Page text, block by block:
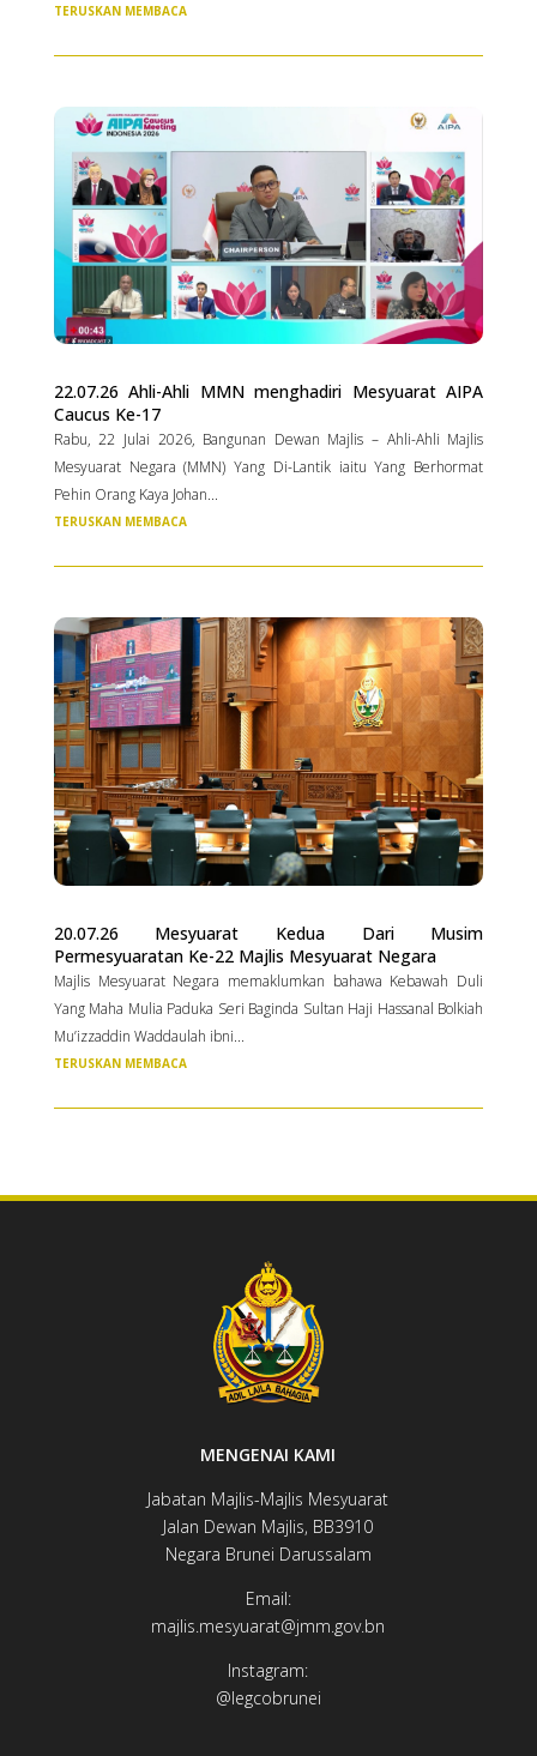
TERUSKAN MEMBACA
22.07.26 Ahli-Ahli MMN menghadiri Mesyuarat AIPA
Caucus Ke-17
Rabu, 22 Julai 2026, Bangunan Dewan Majlis – Ahli-Ahli Majlis
Mesyuarat Negara (MMN) Yang Di-Lantik iaitu Yang Berhormat
Pehin Orang Kaya Johan...
TERUSKAN MEMBACA
20.07.26 Mesyuarat Kedua Dari Musim
Permesyuaratan Ke-22 Majlis Mesyuarat Negara
Majlis Mesyuarat Negara memaklumkan bahawa Kebawah Duli
Yang Maha Mulia Paduka Seri Baginda Sultan Haji Hassanal Bolkiah
Mu’izzaddin Waddaulah ibni...
TERUSKAN MEMBACA
MENGENAI KAMI
Jabatan Majlis-Majlis Mesyuarat
Jalan Dewan ​​​​Majlis, BB3910​
Negara Brunei Darussalam
Email:
majlis.mesyuarat@jmm.gov.bn
Instagram:
@legcobrunei​​​​